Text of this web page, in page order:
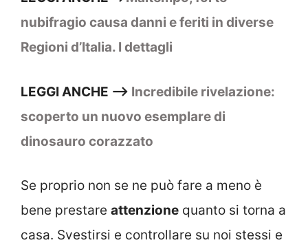
nubifragio causa danni e feriti in diverse
Regioni d’Italia. I dettagli
LEGGI ANCHE –> Incredibile rivelazione:
scoperto un nuovo esemplare di
dinosauro corazzato
Se proprio non se ne può fare a meno è
bene prestare attenzione quanto si torna a
casa. Svestirsi e controllare su noi stessi e